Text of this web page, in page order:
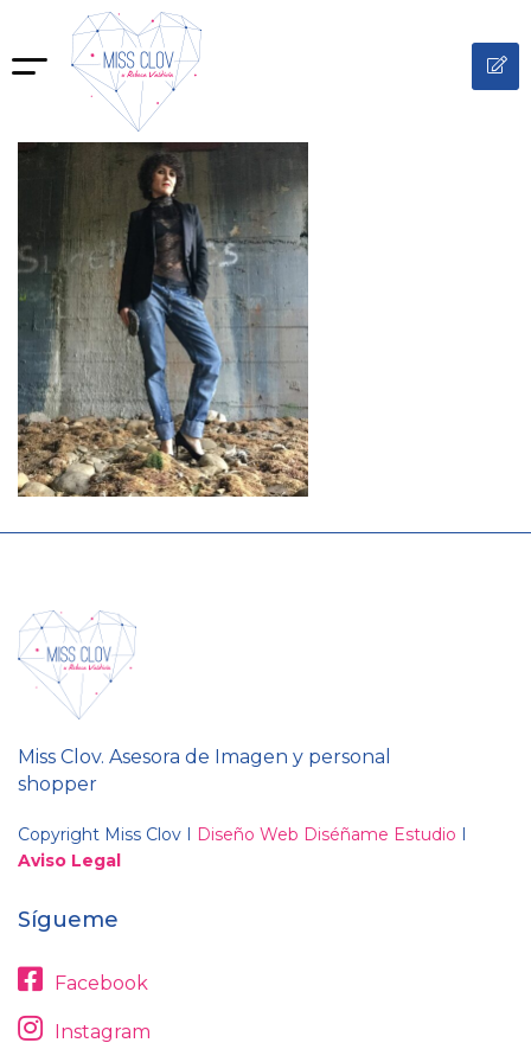
Miss Clov. Asesora de Imagen y personal
shopper
Copyright Miss Clov I Diseño Web Diséñame Estudio I
Aviso Legal
Sígueme
Facebook
Instagram